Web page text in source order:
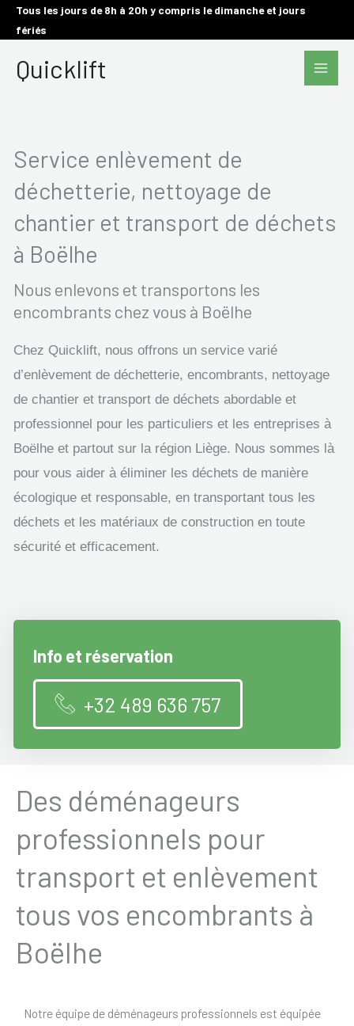
AllerTous les jours de 8h à 20h y compris le dimanche et jours
fériés
Quicklift
Main
Service enlèvement de
déchetterie, nettoyage de
chantier et transport de déchets
à Boëlhe
Nous enlevons et transportons les
encombrants chez vous à Boëlhe
Chez Quicklift, nous offrons un service varié
d’enlèvement de déchetterie, encombrants, nettoyage
de chantier et transport de déchets abordable et
professionnel pour les particuliers et les entreprises à
Boëlhe et partout sur la région Liège. Nous sommes là
pour vous aider à éliminer les déchets de manière
écologique et responsable, en transportant tous les
déchets et les matériaux de construction en toute
sécurité et efficacement.
Info et réservation
+32 489 636 757
Des déménageurs
professionnels pour
transport et enlèvement
tous vos encombrants à
Boëlhe
Notre équipe de déménageurs professionnels est équipée